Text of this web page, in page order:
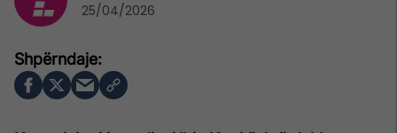
25/04/2026